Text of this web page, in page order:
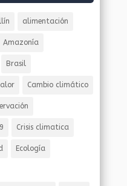
alimentación
Amazonía
Brasil
Cambio climático
Crisis climatica
Ecología